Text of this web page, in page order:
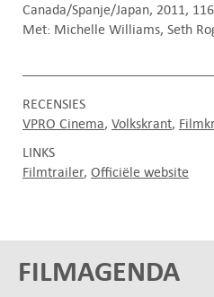
Canada/Spanje/Japan, 2011,
Met: Michelle Williams, Seth
RECENSIES
VPRO Cinema Volkskrant
LINKS
Filmtrailer Officiële website
FILMAGENDA